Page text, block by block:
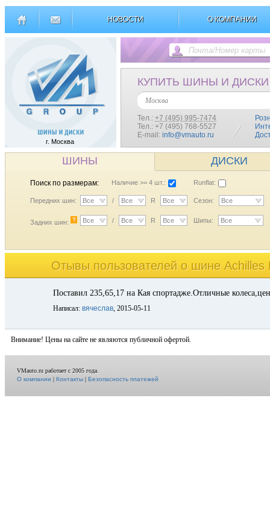
НОВОСТИ О КОМПАНИИ
г. Москва
КУПИТЬ ШИНЫ И ДИСКИ
Москва
Тел.: +7 (495) 995-7474
Тел.: +7 (495) 768-5527
E-mail: info@vmauto.ru
ШИНЫ ДИСКИ
Поиск по размерам: Наличие >= 4 шт.: Runflat:
Передних шин: Все / Все R Все Сезон: Все
Задних шин: ? Все / Все R Все Шипы: Все
Отывы пользователей o шине Achilles
Поставил 235,65,17 на Кая спортадже.Отличные
Написал: вячеслав, 2015-05-11
Внимание! Цены на сайте не являются публичной офертой.
VMauto.ru работает с 2005 года.
О компании|Контакты|Безопасность платежей